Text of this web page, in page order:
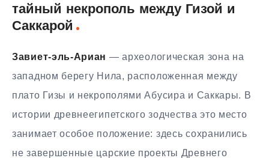
тайный некрополь между Гизой и
Саккарой
Завиет-эль-Ариан — археологическая зона на
западном берегу Нила, расположенная между
плато Гизы и некрополями Абусира и Саккары. В
истории древнеегипетского зодчества это место
занимает особое положение: здесь сохранились
не завершенные царские проекты Древнего